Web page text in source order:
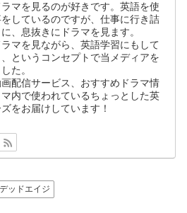
マを見るのが好きです。英語を使
をしているのですが、仕事に行き詰
、息抜きにドラマを見ます。
マを見ながら、英語学習にもして
、というコンセプトで当メディアを
た。
配信サービス、おすすめドラマ情
内で使われているちょっとした英
をお届けしています！
ッドエイジ